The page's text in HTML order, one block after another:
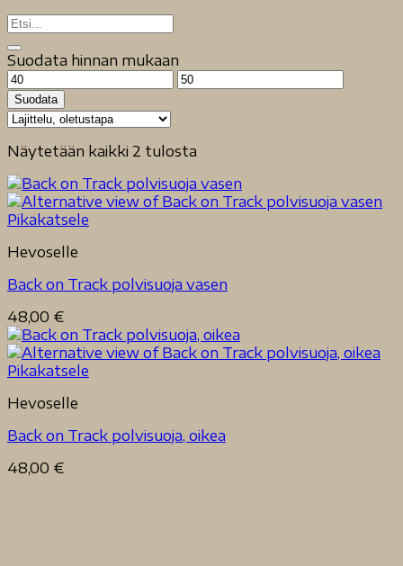
Suodata hinnan mukaan
Minimihinta
Maksimihinta
Suodata
Näytetään kaikki 2 tulosta
Pikakatsele
Hevoselle
Back on Track polvisuoja vasen
48,00 €
Pikakatsele
Hevoselle
Back on Track polvisuoja, oikea
48,00 €